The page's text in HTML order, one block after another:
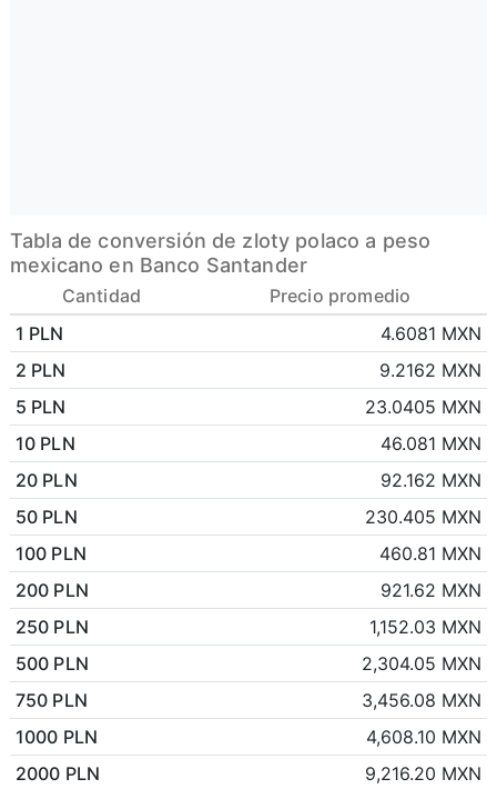
Tabla de conversión de zloty polaco a peso
mexicano en Banco Santander
Cantidad
Precio promedio
1 PLN
4.6081 MXN
2 PLN
9.2162 MXN
5 PLN
23.0405 MXN
10 PLN
46.081 MXN
20 PLN
92.162 MXN
50 PLN
230.405 MXN
100 PLN
460.81 MXN
200 PLN
921.62 MXN
250 PLN
1,152.03 MXN
500 PLN
2,304.05 MXN
750 PLN
3,456.08 MXN
1000 PLN
4,608.10 MXN
2000 PLN
9,216.20 MXN